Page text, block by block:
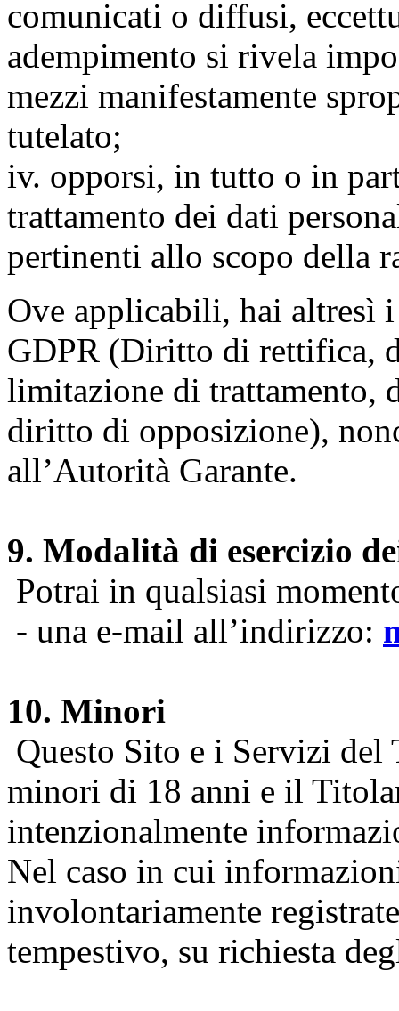
comunicati o diffusi,
adempimento si rivela
mezzi manifestamente
tutelato;
iv. opporsi, in tutto o in
trattamento dei dati
pertinenti allo scopo della
Ove applicabili, hai
GDPR (Diritto di rettifica,
limitazione di trattamento,
diritto di opposizione),
all’Autorità Garante.
9. Modalità di esercizio
Potrai in qualsiasi
- una e-mail all’indirizzo:
10. Minori
Questo Sito e i Servizi del
minori di 18 anni e il
intenzionalmente
Nel caso in cui
involontariamente
tempestivo, su richiesta